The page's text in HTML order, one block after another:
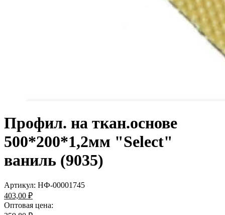
Профил. на ткан.основе
500*200*1,2мм "Select"
ваниль (9035)
Артикул: НФ-00001745
403,00 ₽
Оптовая цена: